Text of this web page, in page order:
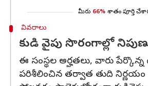
మీరు 66% శాతం పూర్తి
వివరాలు
కుడి వైపు సొరంగాల్లో
ఈ సంస్థల అర్హతలు, వారు
పరిశీలించిన తర్వాత తుది నిర్ణయం